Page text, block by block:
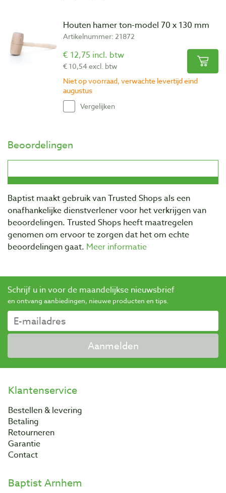
Houten hamer ton-model 70 x 130 mm
Artikelnummer: 21872
€ 12,75 incl. btw
€ 10,54 excl. btw
Niet op voorraad, verwachte levertijd eind
augustus
Vergelijken
Beoordelingen
Baptist maakt gebruik van Trusted Shops als een
onafhankelijke dienstverlener voor het verkrijgen van
beoordelingen. Trusted Shops heeft maatregelen
genomen om ervoor te zorgen dat het om echte
beoordelingen gaat. Meer informatie
Schrijf u in voor de maandelijkse nieuwsbrief
en ontvang aanbiedingen, nieuwe producten en tips.
Aanmelden
Klantenservice
Bestellen & levering
Betaling
Retourneren
Garantie
Contact
Baptist Arnhem